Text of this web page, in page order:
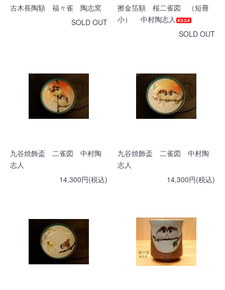
古木長陶額 福々雀 陶志窯
SOLD OUT
擦金箔額 桜二雀図 （短冊
小） 中村陶志人
SOLD OUT
九谷焼飾盃 二雀図 中村陶
志人
14,300円(税込)
九谷焼飾盃 二雀図 中村陶
志人
14,300円(税込)